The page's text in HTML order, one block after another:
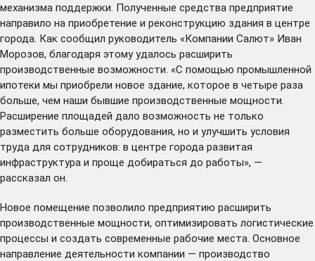
механизма поддержки. Полученные средства предприятие
направило на приобретение и реконструкцию здания в центре
города. Как сообщил руководитель «Компании Салют» Иван
Морозов, благодаря этому удалось расширить
производственные возможности. «С помощью промышленной
ипотеки мы приобрели новое здание, которое в четыре раза
больше, чем наши бывшие производственные мощности.
Расширение площадей дало возможность не только
разместить больше оборудования, но и улучшить условия
труда для сотрудников: в центре города развитая
инфраструктура и проще добираться до работы», —
рассказал он.
Новое помещение позволило предприятию расширить
производственные мощности, оптимизировать логистические
процессы и создать современные рабочие места. Основное
направление деятельности компании — производство